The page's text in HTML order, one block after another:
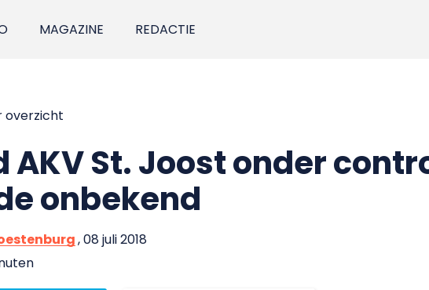
MAGAZINE REDACTIE
overzicht
AKV St. Joost onder
onbekend
, 08 juli 2018